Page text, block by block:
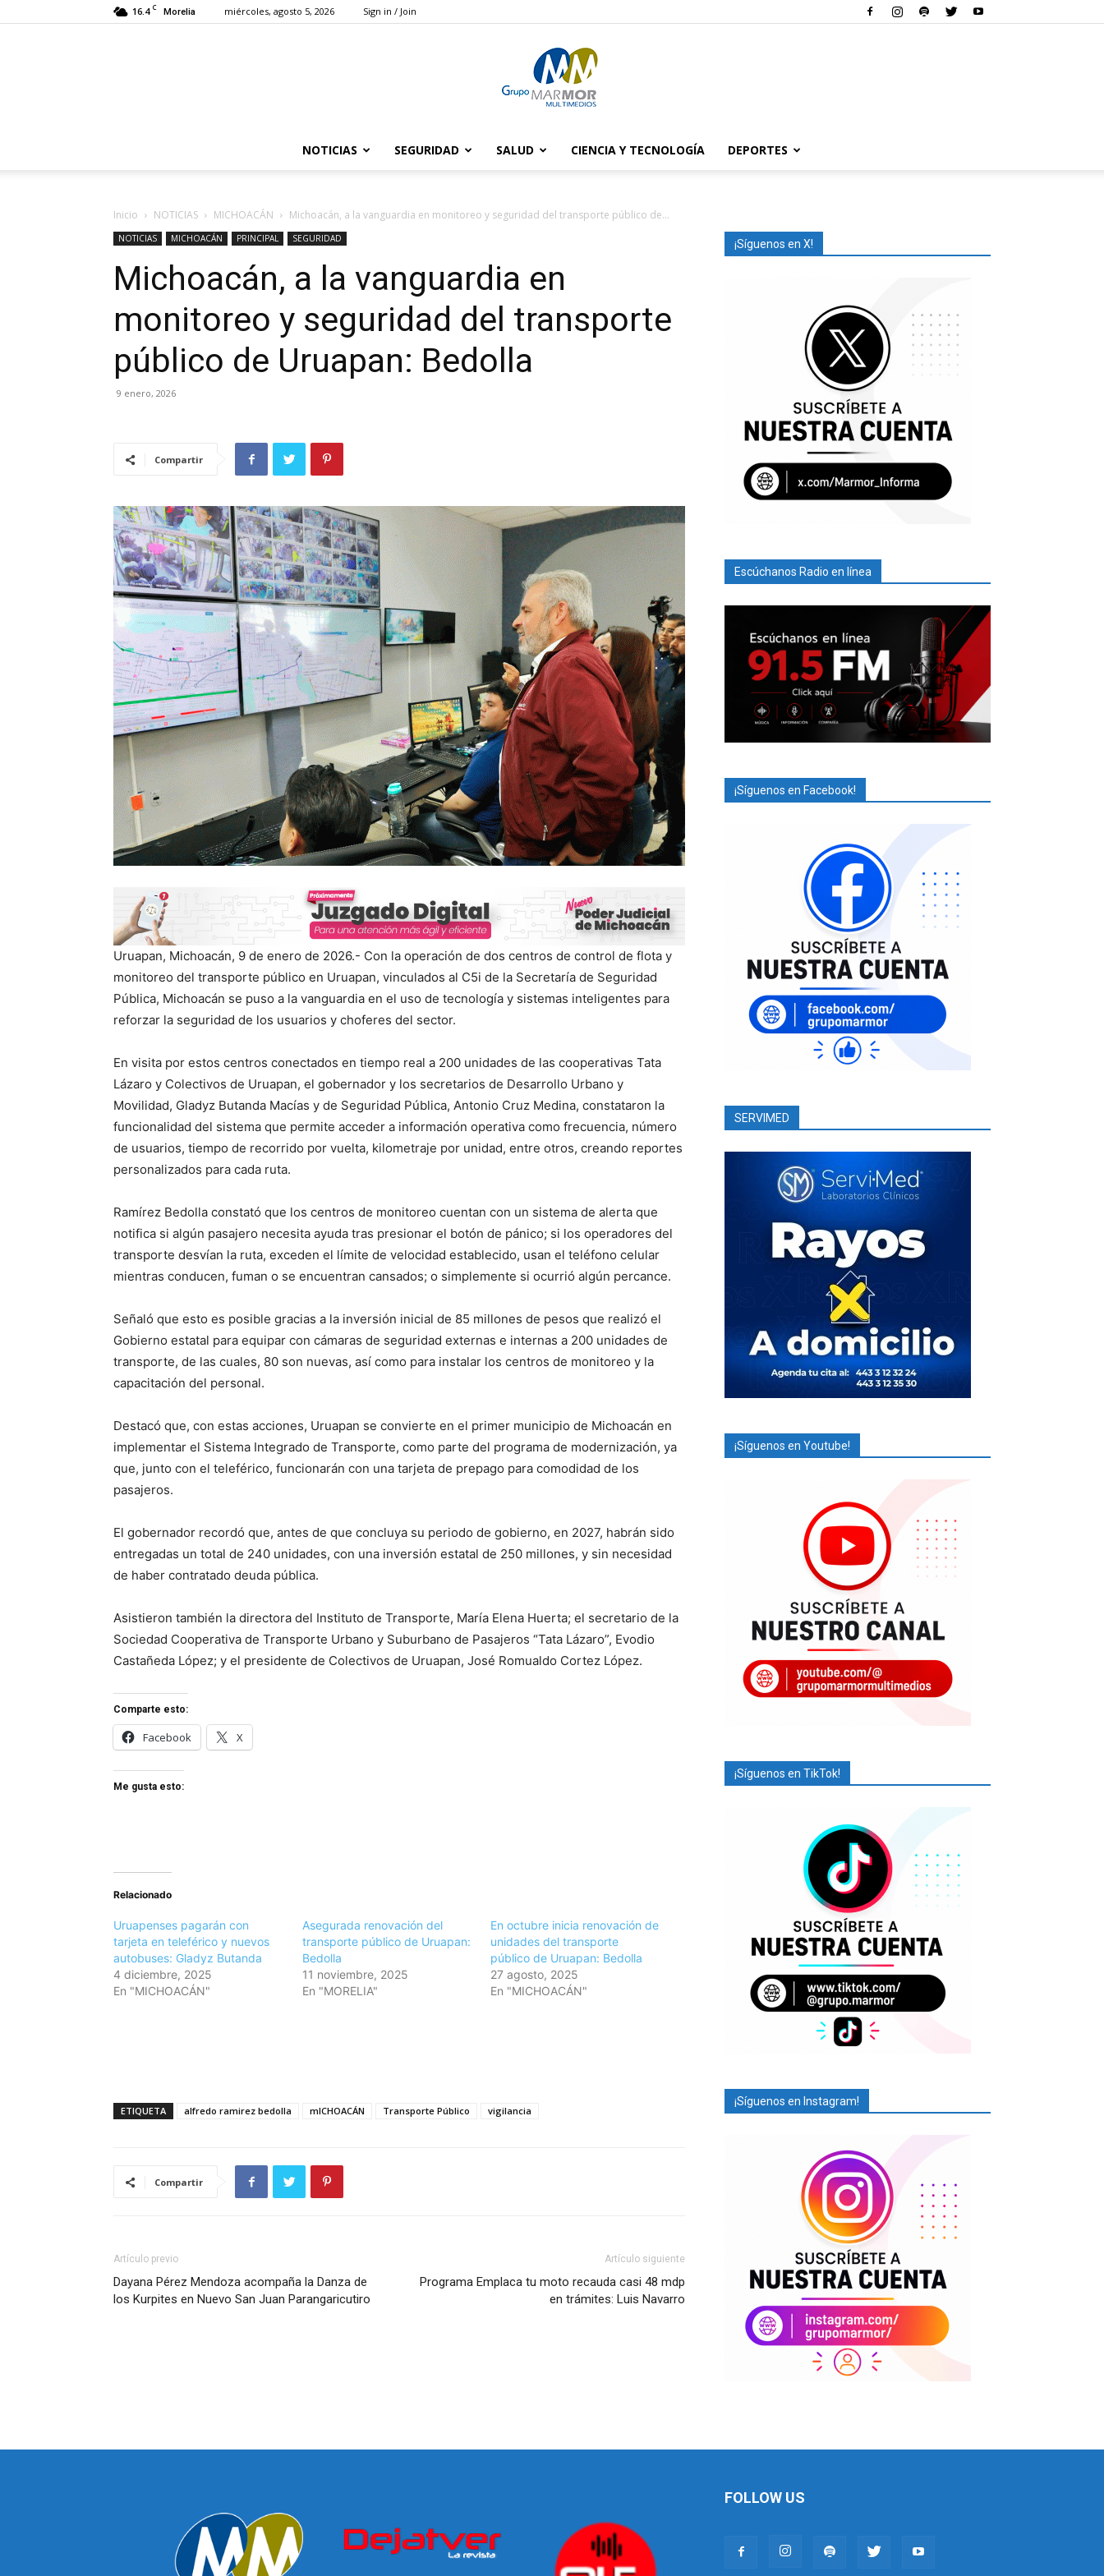
16.4 C Morelia miércoles, agosto 5, 2026 Sign in / Join
Marmor
NOTICIAS SEGURIDAD SALUD CIENCIA Y TECNOLOGÍA DEPORTES
Inicio NOTICIAS MICHOACÁN Michoacán, a la vanguardia en monitoreo y seguridad del transporte público de...
NOTICIAS MICHOACÁN PRINCIPAL SEGURIDAD
Michoacán, a la vanguardia en
monitoreo y seguridad del transporte
público de Uruapan: Bedolla
9 enero, 2026
Compartir
Uruapan, Michoacán, 9 de enero de 2026.- Con la operación de dos centros de control de flota y
monitoreo del transporte público en Uruapan, vinculados al C5i de la Secretaría de Seguridad
Pública, Michoacán se puso a la vanguardia en el uso de tecnología y sistemas inteligentes para
reforzar la seguridad de los usuarios y choferes del sector.
En visita por estos centros conectados en tiempo real a 200 unidades de las cooperativas Tata
Lázaro y Colectivos de Uruapan, el gobernador y los secretarios de Desarrollo Urbano y
Movilidad, Gladyz Butanda Macías y de Seguridad Pública, Antonio Cruz Medina, constataron la
funcionalidad del sistema que permite acceder a información operativa como frecuencia, número
de usuarios, tiempo de recorrido por vuelta, kilometraje por unidad, entre otros, creando reportes
personalizados para cada ruta.
Ramírez Bedolla constató que los centros de monitoreo cuentan con un sistema de alerta que
notifica si algún pasajero necesita ayuda tras presionar el botón de pánico; si los operadores del
transporte desvían la ruta, exceden el límite de velocidad establecido, usan el teléfono celular
mientras conducen, fuman o se encuentran cansados; o simplemente si ocurrió algún percance.
Señaló que esto es posible gracias a la inversión inicial de 85 millones de pesos que realizó el
Gobierno estatal para equipar con cámaras de seguridad externas e internas a 200 unidades de
transporte, de las cuales, 80 son nuevas, así como para instalar los centros de monitoreo y la
capacitación del personal.
Destacó que, con estas acciones, Uruapan se convierte en el primer municipio de Michoacán en
implementar el Sistema Integrado de Transporte, como parte del programa de modernización, ya
que, junto con el teleférico, funcionarán con una tarjeta de prepago para comodidad de los
pasajeros.
El gobernador recordó que, antes de que concluya su periodo de gobierno, en 2027, habrán sido
entregadas un total de 240 unidades, con una inversión estatal de 250 millones, y sin necesidad
de haber contratado deuda pública.
Asistieron también la directora del Instituto de Transporte, María Elena Huerta; el secretario de la
Sociedad Cooperativa de Transporte Urbano y Suburbano de Pasajeros “Tata Lázaro”, Evodio
Castañeda López; y el presidente de Colectivos de Uruapan, José Romualdo Cortez López.
Comparte esto:
Facebook X
Me gusta esto:
Relacionado
Uruapenses pagarán con
tarjeta en teleférico y nuevos
autobuses: Gladyz Butanda
4 diciembre, 2025
En "MICHOACÁN"
Asegurada renovación del
transporte público de Uruapan:
Bedolla
11 noviembre, 2025
En "MORELIA"
En octubre inicia renovación de
unidades del transporte
público de Uruapan: Bedolla
27 agosto, 2025
En "MICHOACÁN"
ETIQUETA alfredo ramirez bedolla mICHOACÁN Transporte Público vigilancia
Compartir
Artículo previo
Dayana Pérez Mendoza acompaña la Danza de
los Kurpites en Nuevo San Juan Parangaricutiro
Artículo siguiente
Programa Emplaca tu moto recauda casi 48 mdp
en trámites: Luis Navarro
¡Síguenos en X!
Escúchanos Radio en línea
¡Síguenos en Facebook!
SERVIMED
¡Síguenos en Youtube!
¡Síguenos en TikTok!
¡Síguenos en Instagram!
FOLLOW US